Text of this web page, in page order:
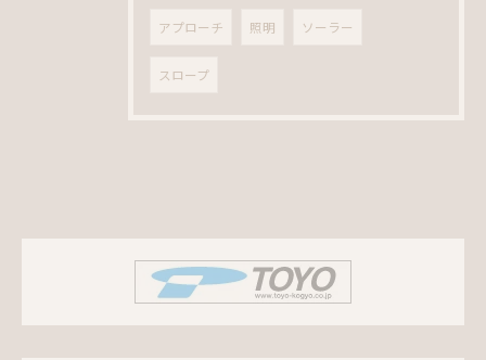
アプローチ 照明 ソーラー
スロープ